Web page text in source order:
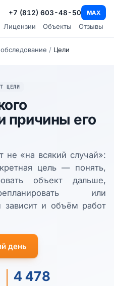
Лицензии Объекты Отзывы
+7 (812) 603-48-50 MAX
/ Цели
ЦЕЛИ
причины его
не «на всякий случай»:
цель — понять,
объект дальше,
или
зависит и объём работ
день
4 478